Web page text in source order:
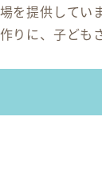
提供していま
に、子ども